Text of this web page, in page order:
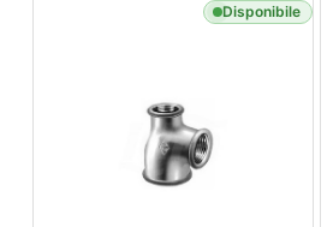
Disponibile